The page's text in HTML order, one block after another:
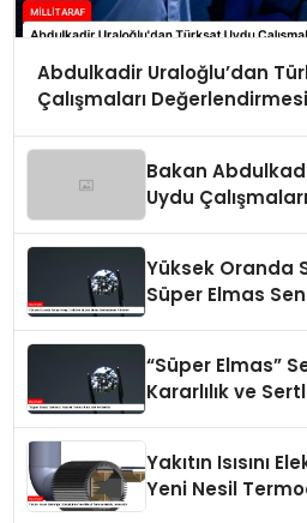
Abdulkadir Uraloğlu’dan
Çalışmaları Değerlendirmesi
Bakan
Uydu
Yüksek Oranda
Süper Elmas
“Süper Elmas”
Kararlılık ve
Yakıtın Isısını
Yeni Nesil